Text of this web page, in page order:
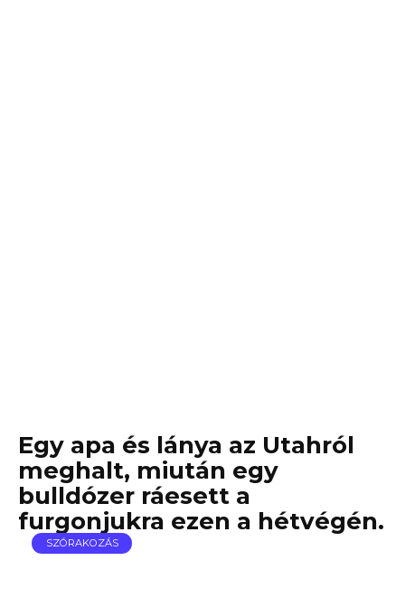
Egy apa és lánya az Utahról
meghalt, miután egy
bulldózer ráesett a
furgonjukra ezen a hétvégén.
SZÓRAKOZÁS